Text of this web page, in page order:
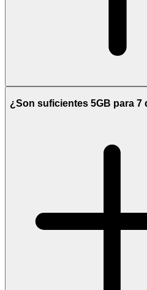
¿Son suficientes 5GB para 7